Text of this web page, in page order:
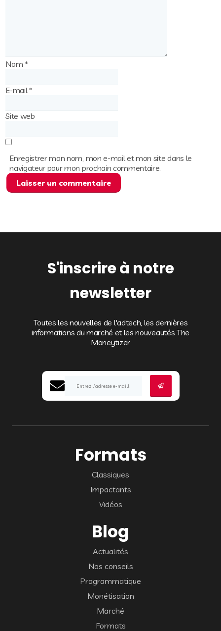
Nom *
E-mail*
Site web
Enregistrer mon nom, mon e-mail et mon site dans le
navigateur pour mon prochain commentaire.
S'inscrire à notre
newsletter
Toutes les nouvelles de l'adtech, les dernières
informations du marché et les nouveautés The
Moneytizer
Formats
Classiques
Impactants
Vidéos
Blog
Actualités
Nos conseils
Programmatique
Monétisation
Marché
Formats